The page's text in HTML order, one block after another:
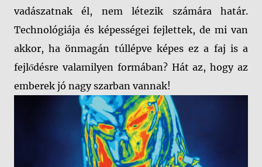
vadászatnak él, nem létezik számára határ.
Technológiája és képességei fejlettek, de mi van
akkor, ha önmagán túllépve képes ez a faj is a
fejlődésre valamilyen formában? Hát az, hogy az
emberek jó nagy szarban vannak!